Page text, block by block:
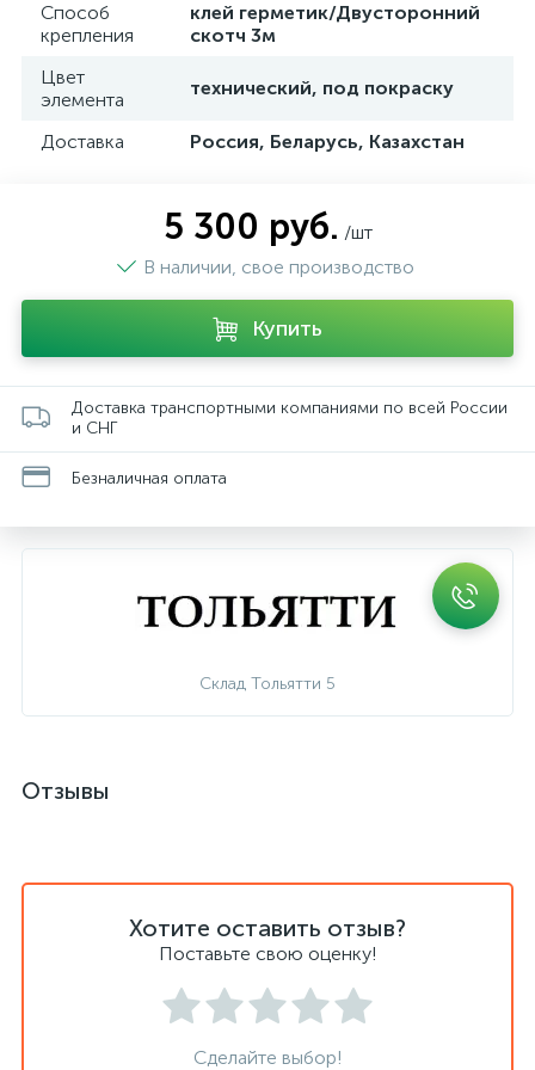
Способ
крепления
клей герметик/Двусторонний
скотч 3м
Цвет
элемента
технический, под покраску
Доставка Россия, Беларусь, Казахстан
5 300 руб. /шт
В наличии, свое производство
Купить
Доставка транспортными компаниями по всей России
и СНГ
Безналичная оплата
Склад Тольятти 5
Отзывы
Хотите оставить отзыв?
Поставьте свою оценку!
Сделайте выбор!